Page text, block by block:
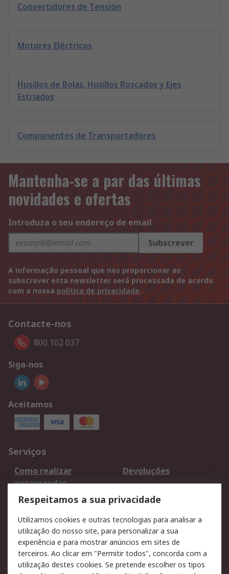
Convertidores de Tensión
Motores Eléctricos
Husillos de Bolas, Husillos Roscados y Ejes
Estriados
Componentes de Transportadores
Mantenha-se a par das últimas
novidades e ofertas
Introduza o seu endereço de email
Subscrever
A informação pessoal que nos proporcionar ao
subscrever esta newsletter será processada de acordo
com a nossa política de privacidade.
Contacte-nos
800 102 037
Siga-nos
Aceitamos
Serviços
Como realizar
encomendas
Devoluções
Formas de entrega
Qualidade e ambiente
Pagamento e
faturação
Legal
Respeitamos a sua privacidade
Utilizamos cookies e outras tecnologias para analisar a
utilização do nosso site, para personalizar a sua
experiência e para mostrar anúncios em sites de
terceiros. Ao clicar em "Permitir todos", concorda com a
utilização destes cookies. Se pretende escolher os tipos